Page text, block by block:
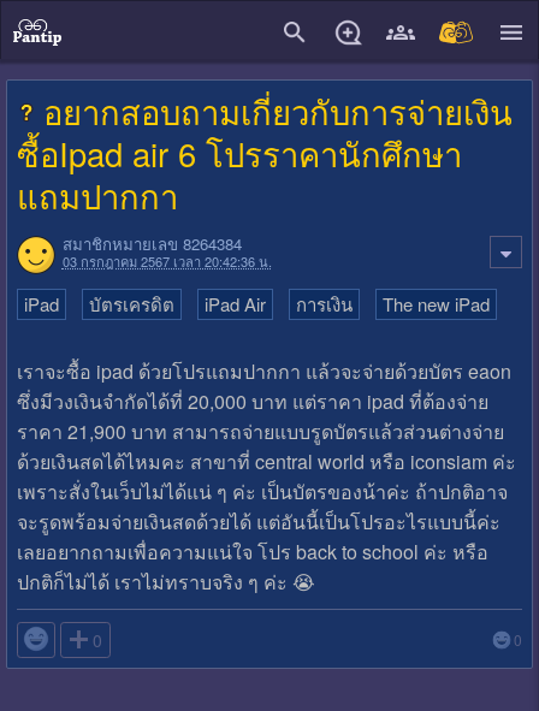
อยากสอบถามเกี่ยวกับการจ่ายเงิน
ซื้อIpad air 6 โปรราคานักศึกษา
แถมปากกา
สมาชิกหมายเลข 8264384
03 กรกฎาคม 2567 เวลา 20:42:36 น.
iPad บัตรเครดิต iPad Air การเงิน The new iPad
เราจะซื้อ ipad ด้วยโปรแถมปากกา แล้วจะจ่ายด้วยบัตร eaon
ซึ่งมีวงเงินจำกัดได้ที่ 20,000 บาท แต่ราคา ipad ที่ต้องจ่าย
ราคา 21,900 บาท สามารถจ่ายแบบรูดบัตรแล้วส่วนต่างจ่าย
ด้วยเงินสดได้ไหมคะ สาขาที่ central world หรือ iconsiam ค่ะ
เพราะสั่งในเว็บไม่ได้แน่ ๆ ค่ะ เป็นบัตรของน้าค่ะ ถ้าปกติอาจ
จะรูดพร้อมจ่ายเงินสดด้วยได้ แต่อันนี้เป็นโปรอะไรแบบนี้ค่ะ
เลยอยากถามเพื่อความแน่ใจ โปร back to school ค่ะ หรือ
ปกติก็ไม่ได้ เราไม่ทราบจริง ๆ ค่ะ 😭
 0 0
close